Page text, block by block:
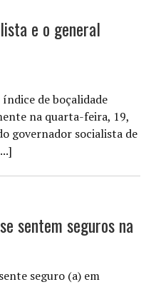
e o general
índice de boçalidade
na quarta-feira, 19,
governador socialista de
sentem seguros na
seguro (a) em